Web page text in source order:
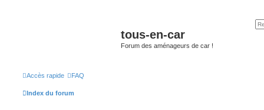
tous-en-car
Forum des aménageurs de car !
Accès rapide FAQ
Index du forum